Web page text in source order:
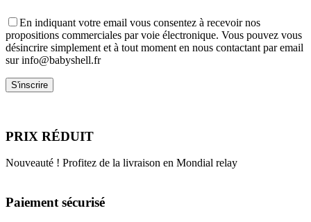
En indiquant votre email vous consentez à recevoir nos
propositions commerciales par voie électronique. Vous pouvez vous
désincrire simplement et à tout moment en nous contactant par email
sur info@babyshell.fr
PRIX RÉDUIT
Nouveauté ! Profitez de la livraison en Mondial relay
Paiement sécurisé